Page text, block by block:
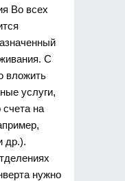
Во всех
С
вложить
услуги,
счета на
др.).
нужно